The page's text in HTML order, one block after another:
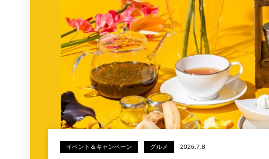
イベント＆キャンペーン グルメ 2026.7.8